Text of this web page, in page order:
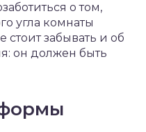
о том,
угла комнаты
забывать и об
он должен быть